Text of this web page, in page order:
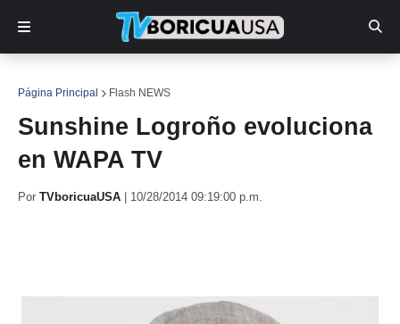
Página Principal Flash NEWS
Sunshine Logroño evoluciona
en WAPA TV
Por TVboricuaUSA 10/28/2014 09:19:00 p.m.